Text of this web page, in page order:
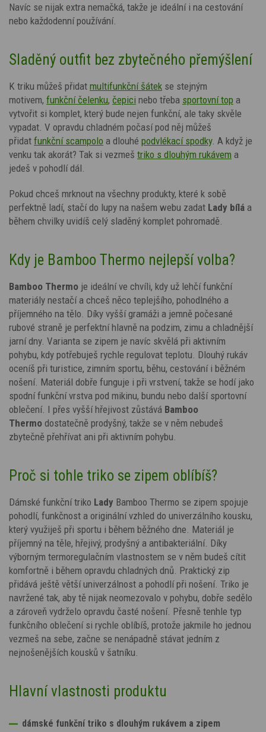
Navíc se nijak extra nemačká, takže je ideální i na cestování
nebo každodenní používání.
Sladěný outfit bez zbytečného přemýšlení
K triku můžeš přidat multifunkční šátek se stejným
motivem, funkční čelenku, čepici nebo třeba sportovní top a
vytvořit si komplet, který bude nejen funkční, ale taky skvěle
vypadat. V opravdu chladném počasí pod něj můžeš
přidat funkční scampolo a dlouhé podvlékací spodky. A když je
venku tak akorát? Tak si vezmeš triko s dlouhým rukávem a
jedeš v pohodlí dál.
Pokud chceš mrknout na všechny produkty, které k sobě
perfektně ladí, stačí do lupy na našem webu zadat Lady bílá a
během chvilky uvidíš celý sladěný komplet pohromadě.
Kdy je Bamboo Thermo nejlepší volba?
Bamboo Thermo je ideální ve chvíli, kdy už lehčí funkční
materiály nestačí a chceš něco teplejšího, pohodlného a
příjemného na tělo. Díky vyšší gramáži a jemně počesané
rubové straně je perfektní hlavně na podzim, zimu a chladnější
jarní dny. Varianta se zipem je navíc skvělá při aktivním
pohybu, kdy potřebuješ rychle regulovat teplotu. Dlouhý rukáv
oceníš při turistice, zimním sportu, běhu, cestování i běžném
nošení. Materiál dobře funguje i při vrstvení, takže se hodí jako
spodní funkční vrstva pod mikinu, bundu nebo další sportovní
oblečení. I přes vyšší hřejivost zůstává Bamboo
Thermo dostatečně prodyšný, takže se v něm nebudeš
zbytečně přehřívat ani při aktivním pohybu.
Proč si tohle triko se zipem oblíbíš?
Dámské funkční triko Lady Bamboo Thermo se zipem spojuje
pohodlí, funkčnost a originální vzhled do univerzálního kousku,
který využiješ při sportu i během běžného dne. Materiál je
příjemný na těle, hřejivý, prodyšný a antibakteriální. Díky
výborným termoregulačním vlastnostem se v něm budeš cítit
komfortně i během opravdu chladných dnů. Praktický zip
přidává ještě větší univerzálnost a pohodlí při nošení. Triko je
navržené tak, aby tě nijak neomezovalo v pohybu, dobře sedělo
a zároveň vydrželo opravdu časté nošení. Přesně tenhle typ
funkčního oblečení si rychle oblíbíš, protože jakmile ho jednou
vezmeš na sebe, začne se nenápadně stávat jedním z
nejnošenějších kousků v šatníku.
Hlavní vlastnosti produktu
dámské funkční triko s dlouhým rukávem a zipem